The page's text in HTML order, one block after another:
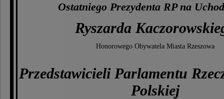
Ostatniego Prezydenta RP na
Ryszarda
Honorowego Obywatela Miasta Rzeszowa
Przedstawicieli Parlamentu
Polskiej